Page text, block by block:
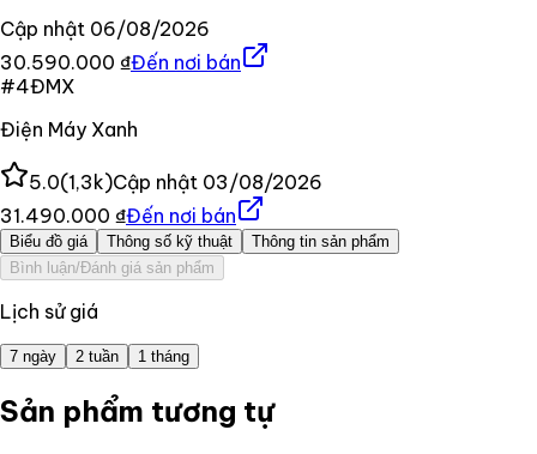
Cập nhật 06/08/2026
30.590.000 ₫Đến nơi bán
#4ĐMX
Điện Máy Xanh
5.0(1,3k)Cập nhật 03/08/2026
31.490.000 ₫Đến nơi bán
Biểu đồ giá Thông số kỹ thuật
Thông tin sản phẩm
Bình luận/Đánh giá sản phẩm
Lịch sử giá
7 ngày 2 tuần 1 tháng
Sản phẩm tương tự